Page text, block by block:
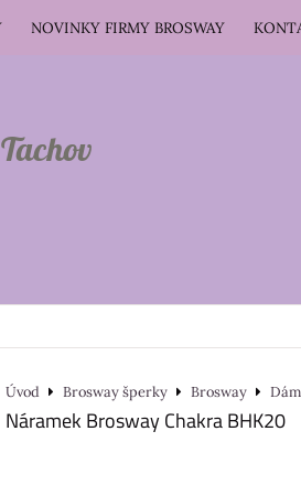
NOVINKY FIRMY BROSWAY
Úvod Brosway šperky Brosway
Náramek Brosway Chakra BHK20